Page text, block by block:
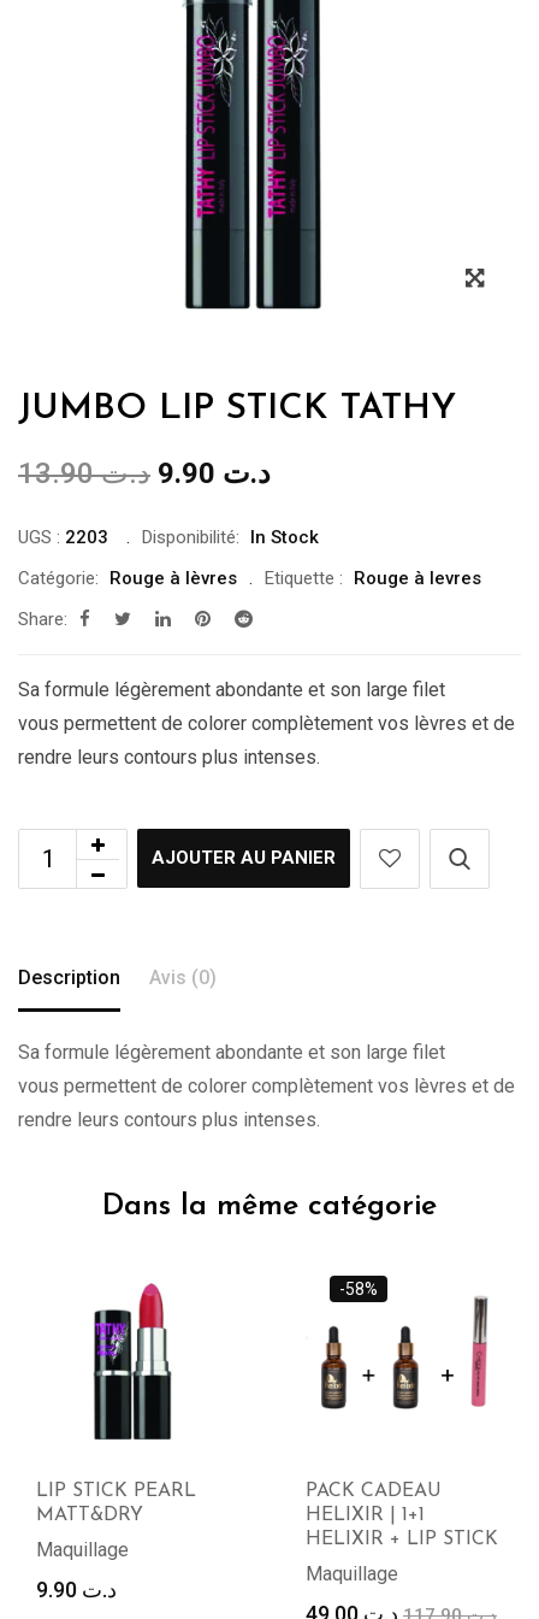
JUMBO LIP STICK TATHY
د.ت13.90
Le
initial
était :
د.تLe
actuel
est :
UGS : 2203 Disponibilité:
In Stock
Catégorie:
Rouge à lèvres Etiquette :
Rouge à levres
Share:
Sa formule légèrement abondante et son large filet
vous permettent de colorer complètement vos lèvres et de
rendre leurs contours plus intenses.
AJOUTER AU PANIER
Description Avis (0)
Sa formule légèrement abondante et son large filet
vous permettent de colorer complètement vos lèvres et de
rendre leurs contours plus intenses.
Dans la même catégorie
LIP STICK PEARL
MATT&DRY
Maquillage
د.ت
-58%
PACK CADEAU
HELIXIR | 1+1
HELIXIR + LIP STICK
Maquillage
Le د.ت